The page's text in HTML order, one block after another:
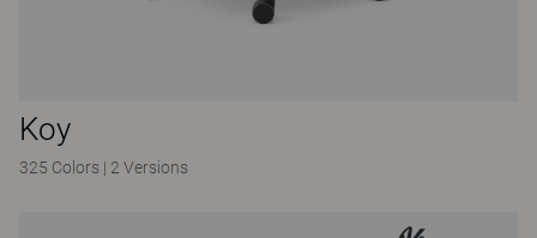
Koy
325 Colors | 2 Versions